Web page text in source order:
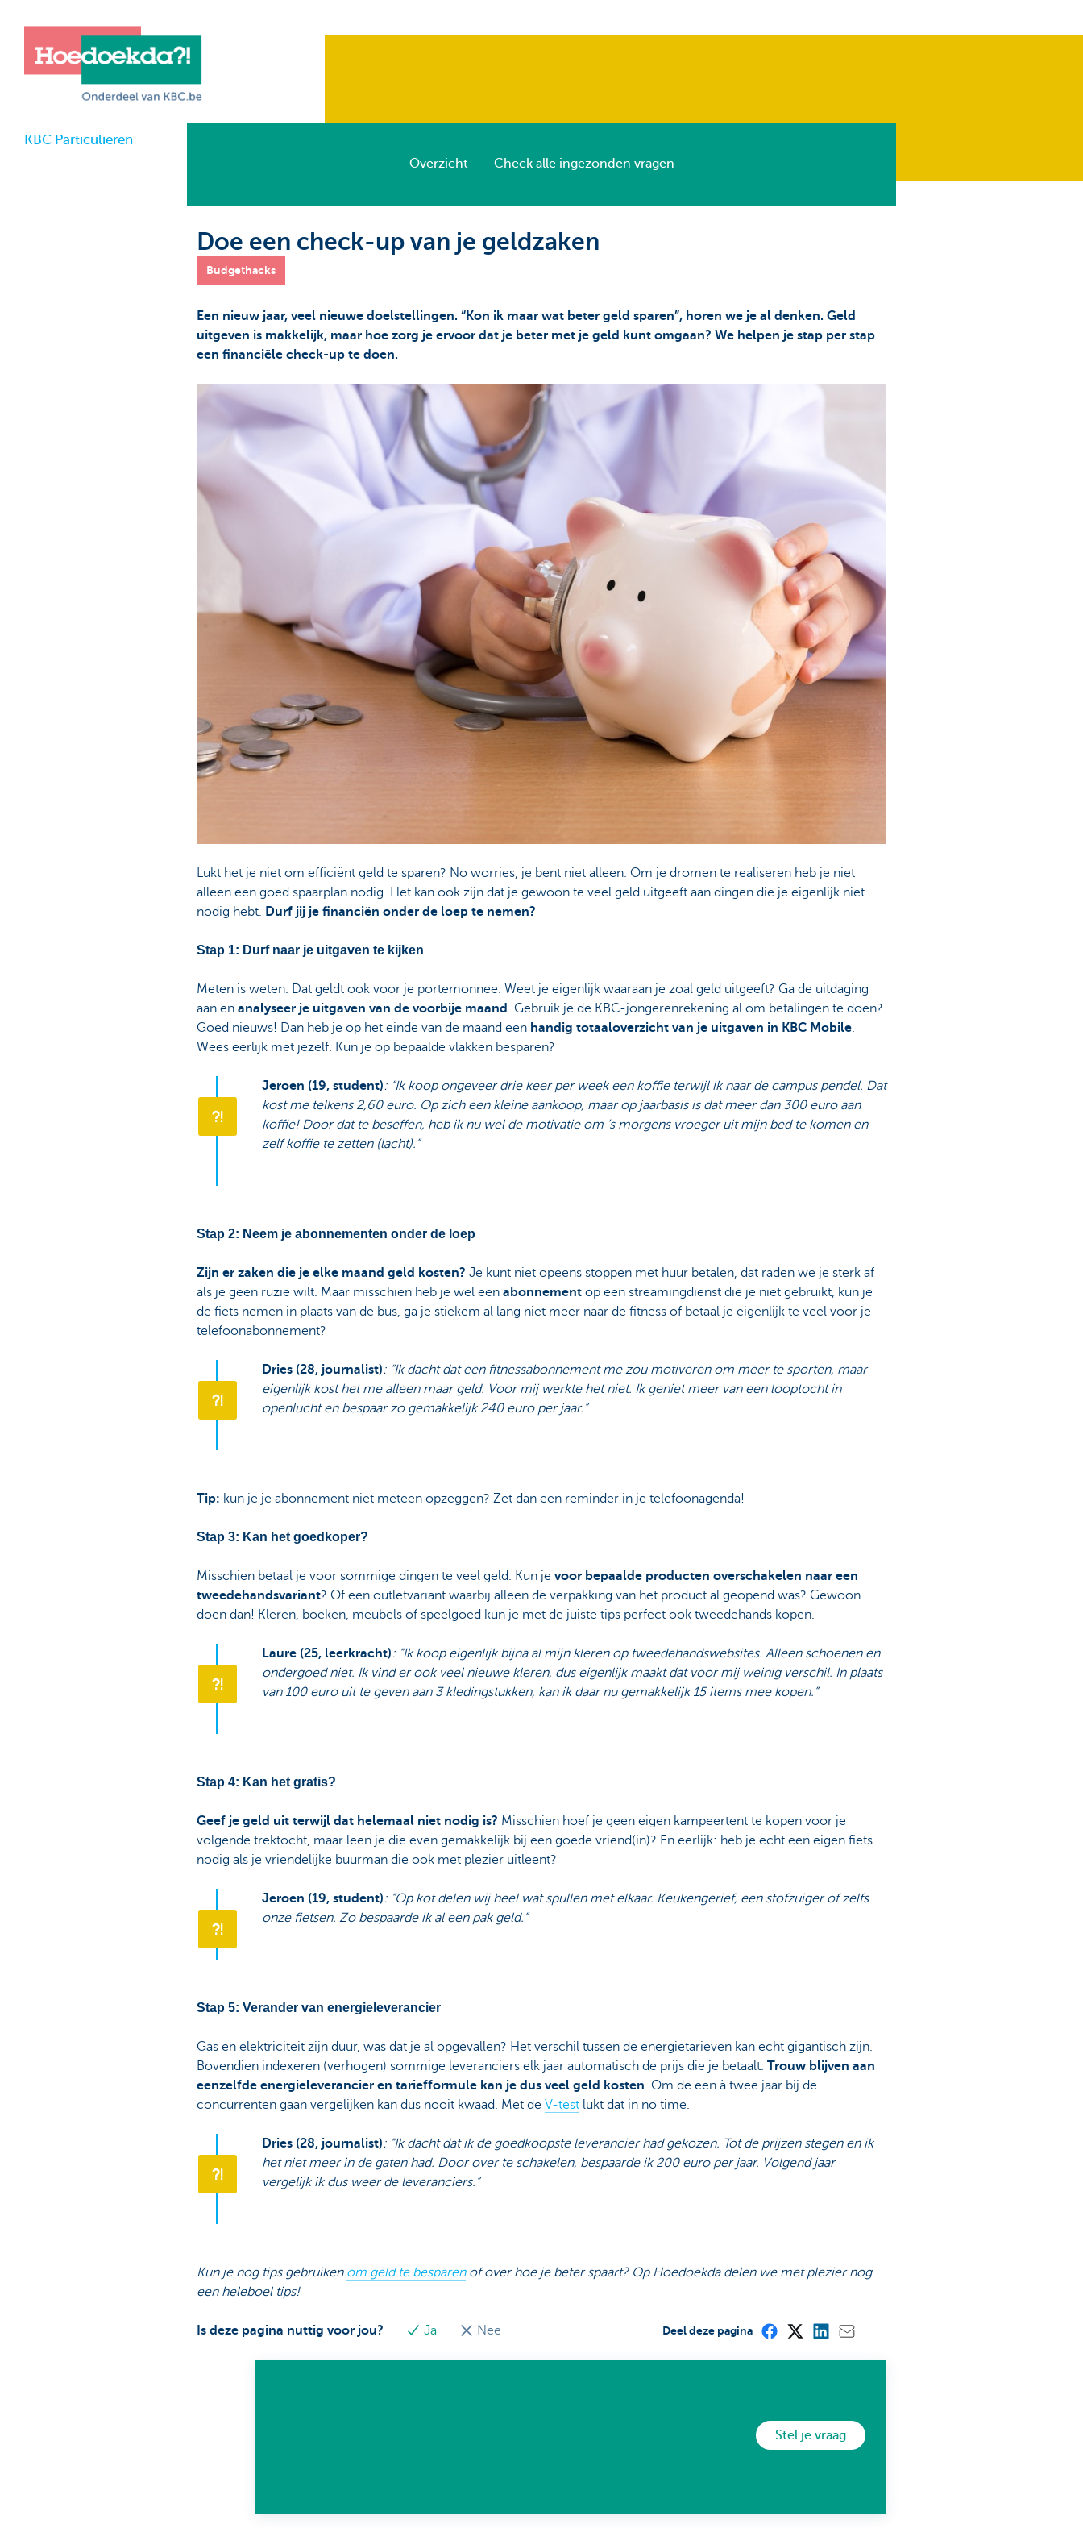
KBC Particulieren
Overzicht Check alle ingezonden vragen
Doe een check-up van je geldzaken
Budgethacks
Een nieuw jaar, veel nieuwe doelstellingen. “Kon ik maar wat beter geld sparen”, horen we je al denken. Geld
uitgeven is makkelijk, maar hoe zorg je ervoor dat je beter met je geld kunt omgaan? We helpen je stap per stap
een financiële check-up te doen.
Lukt het je niet om efficiënt geld te sparen? No worries, je bent niet alleen. Om je dromen te realiseren heb je niet
alleen een goed spaarplan nodig. Het kan ook zijn dat je gewoon te veel geld uitgeeft aan dingen die je eigenlijk niet
nodig hebt. Durf jij je financiën onder de loep te nemen?
Stap 1: Durf naar je uitgaven te kijken
Meten is weten. Dat geldt ook voor je portemonnee. Weet je eigenlijk waaraan je zoal geld uitgeeft? Ga de uitdaging
aan en analyseer je uitgaven van de voorbije maand . Gebruik je de KBC-jongerenrekening al om betalingen te doen?
Goed nieuws! Dan heb je op het einde van de maand een handig totaaloverzicht van je uitgaven in KBC Mobile.
Wees eerlijk met jezelf. Kun je op bepaalde vlakken besparen?
Jeroen (19, student): “Ik koop ongeveer drie keer per week een koffie terwijl ik naar de campus pendel. Dat
kost me telkens 2,60 euro. Op zich een kleine aankoop, maar op jaarbasis is dat meer dan 300 euro aan
koffie! Door dat te beseffen, heb ik nu wel de motivatie om ’s morgens vroeger uit mijn bed te komen en
zelf koffie te zetten (lacht).”
Stap 2: Neem je abonnementen onder de loep
Zijn er zaken die je elke maand geld kosten? Je kunt niet opeens stoppen met huur betalen, dat raden we je sterk af
als je geen ruzie wilt. Maar misschien heb je wel een abonnement op een streamingdienst die je niet gebruikt, kun je
de fiets nemen in plaats van de bus, ga je stiekem al lang niet meer naar de fitness of betaal je eigenlijk te veel voor je
telefoonabonnement?
Dries (28, journalist): “Ik dacht dat een fitnessabonnement me zou motiveren om meer te sporten, maar
eigenlijk kost het me alleen maar geld. Voor mij werkte het niet. Ik geniet meer van een looptocht in
openlucht en bespaar zo gemakkelijk 240 euro per jaar.”
Tip: kun je je abonnement niet meteen opzeggen? Zet dan een reminder in je telefoonagenda!
Stap 3: Kan het goedkoper?
Misschien betaal je voor sommige dingen te veel geld. Kun je voor bepaalde producten overschakelen naar een
tweedehandsvariant? Of een outletvariant waarbij alleen de verpakking van het product al geopend was? Gewoon
doen dan! Kleren, boeken, meubels of speelgoed kun je met de juiste tips perfect ook tweedehands kopen.
Laure (25, leerkracht): “Ik koop eigenlijk bijna al mijn kleren op tweedehandswebsites. Alleen schoenen en
ondergoed niet. Ik vind er ook veel nieuwe kleren, dus eigenlijk maakt dat voor mij weinig verschil. In plaats
van 100 euro uit te geven aan 3 kledingstukken, kan ik daar nu gemakkelijk 15 items mee kopen.”
Stap 4: Kan het gratis?
Geef je geld uit terwijl dat helemaal niet nodig is? Misschien hoef je geen eigen kampeertent te kopen voor je
volgende trektocht, maar leen je die even gemakkelijk bij een goede vriend(in)? En eerlijk: heb je echt een eigen fiets
nodig als je vriendelijke buurman die ook met plezier uitleent?
Jeroen (19, student): “Op kot delen wij heel wat spullen met elkaar. Keukengerief, een stofzuiger of zelfs
onze fietsen. Zo bespaarde ik al een pak geld.”
Stap 5: Verander van energieleverancier
Gas en elektriciteit zijn duur, was dat je al opgevallen? Het verschil tussen de energietarieven kan echt gigantisch zijn.
Bovendien indexeren (verhogen) sommige leveranciers elk jaar automatisch de prijs die je betaalt. Trouw blijven aan
eenzelfde energieleverancier en tariefformule kan je dus veel geld kosten. Om de een à twee jaar bij de
concurrenten gaan vergelijken kan dus nooit kwaad. Met de V-test lukt dat in no time.
Dries (28, journalist): “Ik dacht dat ik de goedkoopste leverancier had gekozen. Tot de prijzen stegen en ik
het niet meer in de gaten had. Door over te schakelen, bespaarde ik 200 euro per jaar. Volgend jaar
vergelijk ik dus weer de leveranciers.”
Kun je nog tips gebruiken om geld te besparenof over hoe je beter spaart? Op Hoedoekda delen we met plezier nog
een heleboel tips!
Is deze pagina nuttig voor jou? Ja Nee Deel deze pagina
Stel je vraag